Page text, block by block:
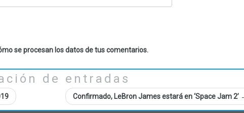
se procesan los datos de tus comentarios.
de entradas
Confirmado, LeBron James estará en ‘Space Jam 2’